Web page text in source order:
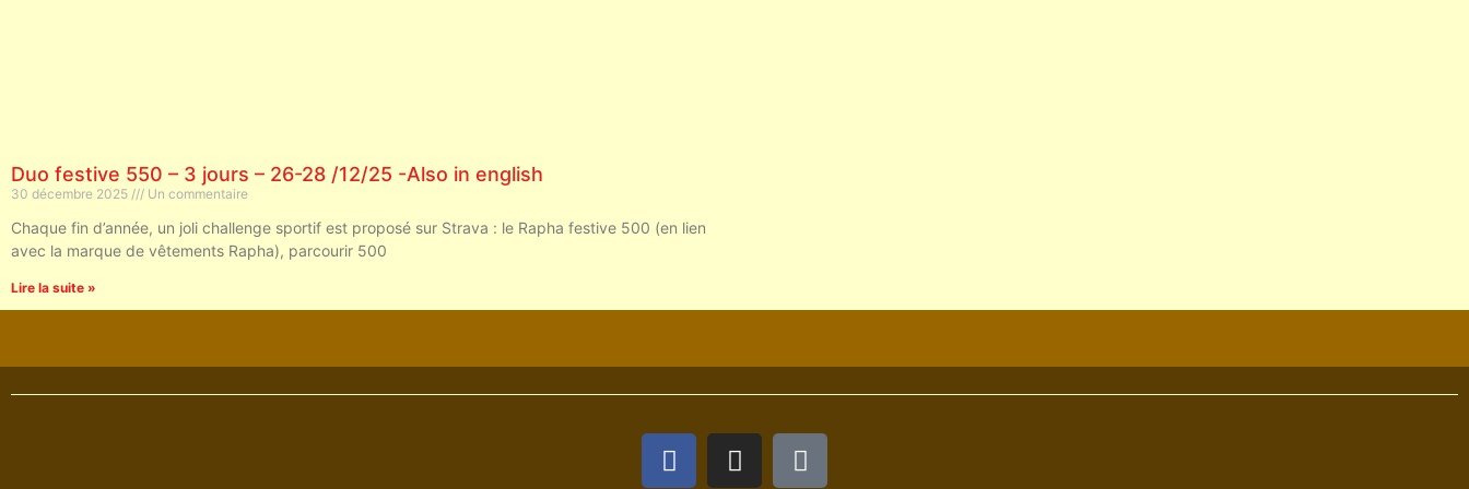
Duo festive 550 – 3 jours – 26-28 /12/25 -Also in english
30 décembre 2025 Un commentaire
Chaque fin d’année, un joli challenge sportif est proposé sur Strava : le Rapha festive 500 (en lien
avec la marque de vêtements Rapha), parcourir 500
Lire la suite »